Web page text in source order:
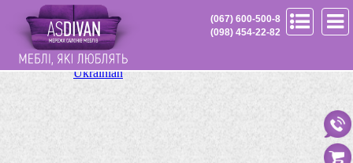
(067) 600-500-8
(098) 454-22-82